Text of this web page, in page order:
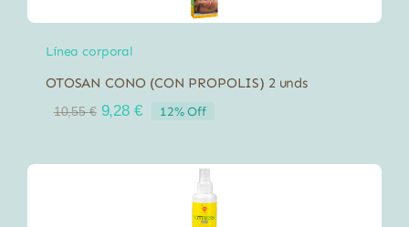
Línea corporal
OTOSAN CONO (CON PROPOLIS) 2 unds
10,55€ El
era:
9,28 €El
es:
12% Off